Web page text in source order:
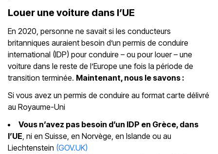
Louer une voiture dans l’UE
En 2020, personne ne savait si les conducteurs
britanniques auraient besoin d’un permis de conduire
international (IDP) pour conduire – ou pour louer – une
voiture dans le reste de l’Europe une fois la période de
transition terminée. Maintenant, nous le savons :
Si vous avez un permis de conduire au format carte délivré
au Royaume-Uni
Vous n’avez pas besoin d’un IDP en Grèce, dans
l’UE, ni en Suisse, en Norvège, en Islande ou au
Liechtenstein (GOV.UK)